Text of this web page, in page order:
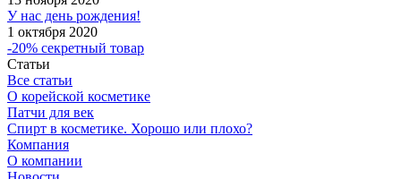
У нас день рождения!
1 октября 2020
-20% секретный товар
Статьи
Все статьи
О корейской косметике
Патчи для век
Спирт в косметике. Хорошо или плохо?
Компания
О компании